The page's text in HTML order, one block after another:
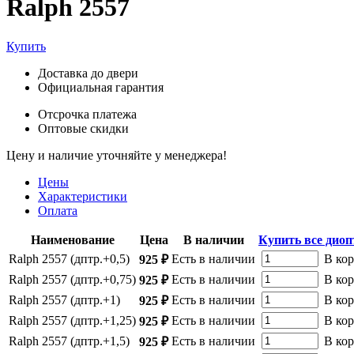
Ralph 2557
Купить
Доставка до двери
Официальная гарантия
Отсрочка платежа
Оптовые скидки
Цену и наличие уточняйте у менеджера!
Цены
Характеристики
Оплата
Наименование Цена В наличии
Купить все
Ralph 2557 (дптр.+0,5)
925 ₽ Есть в наличии
В
Ralph 2557 (дптр.+0,75) 925 ₽ Есть в наличии
В
Ralph 2557 (дптр.+1)
925 ₽ Есть в наличии
В
Ralph 2557 (дптр.+1,25) 925 ₽ Есть в наличии
В
Ralph 2557 (дптр.+1,5)
925 ₽ Есть в наличии
В